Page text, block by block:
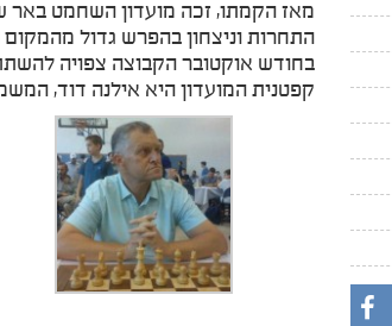
מאז הקמתו, זכה מועדון השחמט באר
התחרות וניצחון בהפרש גדול מהמקום
בחודש אוקטובר הקבוצה צפויה
קפטנית המועדון היא אילנה דוד,